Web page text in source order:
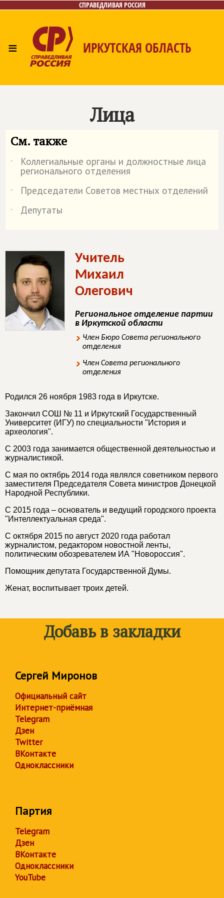
СПРАВЕДЛИВАЯ РОССИЯ
≡ ИРКУТСКАЯ ОБЛАСТЬ
Интернет-приёмная
Лица
См. также
˙ Коллегиальные органы и должностные лица
регионального отделения
˙
Председатели Советов местных отделений
˙
Депутаты
Учитель
Михаил
Олегович
Региональное отделение партии
в Иркутской области
Член Бюро Совета регионального
отделения
Член Совета регионального
отделения
Родился 26 ноября 1983 года в Иркутске.
Закончил СОШ № 11 и Иркутский Государственный
Университет (ИГУ) по специальности "История и
археология".
С 2003 года занимается общественной деятельностью и
журналистикой.
С мая по октябрь 2014 года являлся советником первого
заместителя Председателя Совета министров Донецкой
Народной Республики.
С 2015 года – основатель и ведущий городского проекта
"Интеллектуальная среда".
С октября 2015 по август 2020 года работал
журналистом, редактором новостной ленты,
политическим обозревателем ИА "Новороссия".
Помощник депутата Государственной Думы.
Женат, воспитывает троих детей.
Добавь в закладки
Сергей Миронов
Официальный сайт
Интернет-приёмная
Telegram
Дзен
Twitter
ВКонтакте
Одноклассники
Партия
Telegram
Дзен
ВКонтакте
Одноклассники
YouTube